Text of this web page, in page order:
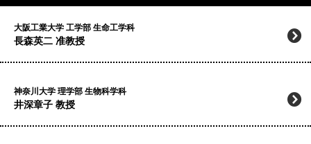
大阪工業大学 工学部 生命工学科
長森英二 准教授
神奈川大学 理学部 生物科学科
井深章子 教授